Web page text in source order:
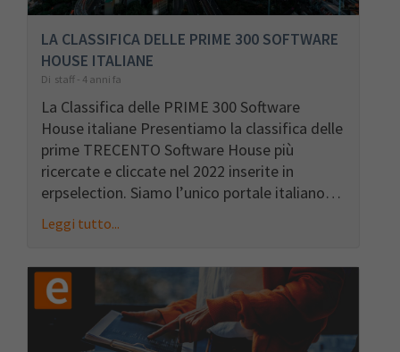
LA CLASSIFICA DELLE PRIME 300 SOFTWARE
HOUSE ITALIANE
Di staff - 4 anni fa
La Classifica delle PRIME 300 Software
House italiane Presentiamo la classifica delle
prime TRECENTO Software House più
ricercate e cliccate nel 2022 inserite in
erpselection. Siamo l’unico portale italiano…
Leggi tutto...